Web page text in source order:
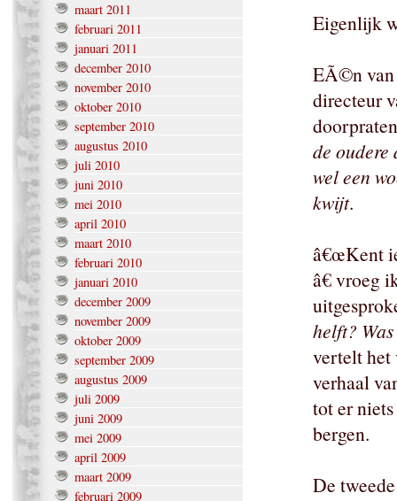
maart 2011
februari 2011
januari 2011
december 2010
november 2010
oktober 2010
september 2010
augustus 2010
juli 2010
juni 2010
mei 2010
april 2010
maart 2010
februari 2010
januari 2010
december 2009
november 2009
oktober 2009
september 2009
augustus 2009
juli 2009
juni 2009
mei 2009
april 2009
maart 2009
februari 2009
Eigenlijk
EÃ©n
directeur
de oudere
wel een
kwijt.
â€œKent
â€ vroeg
helft?
vertelt het
verhaal
tot er
bergen.
De